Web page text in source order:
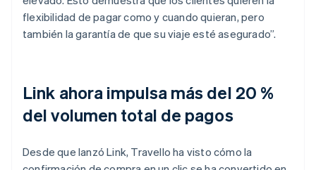
flexibilidad de pagar como y cuando quieran, pero
también la garantía de que su viaje esté asegurado”.
Link ahora impulsa más del 20 %
del volumen total de pagos
Desde que lanzó Link, Travello ha visto cómo la